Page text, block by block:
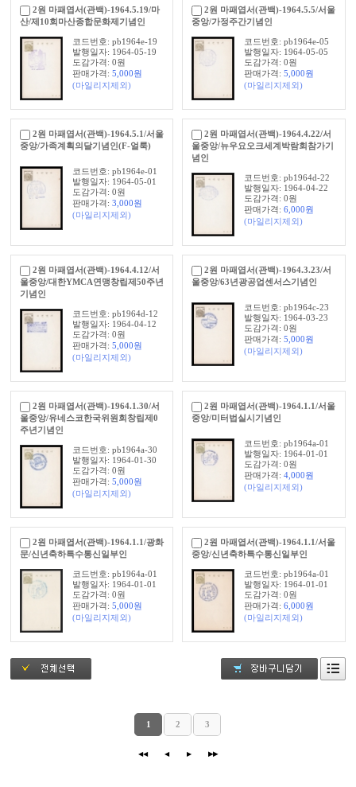
2원 마패엽서(관백)-1964.5.19/마
산/제10회마산종합문화제기념인
코드번호: pb1964e-19
발행일자: 1964-05-19
도감가격: 0원
판매가격: 5,000원
(마일리지제외)
2원 마패엽서(관백)-1964.5.5/서울
중앙/가정주간기념인
코드번호: pb1964e-05
발행일자: 1964-05-05
도감가격: 0원
판매가격: 5,000원
(마일리지제외)
2원 마패엽서(관백)-1964.5.1/서울
중앙/가족계획의달기념인(F-얼룩)
코드번호: pb1964e-01
발행일자: 1964-05-01
도감가격: 0원
판매가격: 3,000원
(마일리지제외)
2원 마패엽서(관백)-1964.4.22/서
울중앙/뉴우요오크세계박람회참가기
념인
코드번호: pb1964d-22
발행일자: 1964-04-22
도감가격: 0원
판매가격: 6,000원
(마일리지제외)
2원 마패엽서(관백)-1964.4.12/서
울중앙/대한YMCA연맹창립제50주년
기념인
코드번호: pb1964d-12
발행일자: 1964-04-12
도감가격: 0원
판매가격: 5,000원
(마일리지제외)
2원 마패엽서(관백)-1964.3.23/서
울중앙/63년광공업센서스기념인
코드번호: pb1964c-23
발행일자: 1964-03-23
도감가격: 0원
판매가격: 5,000원
(마일리지제외)
2원 마패엽서(관백)-1964.1.30/서
울중앙/유네스코한국위원회창립제0
주년기념인
코드번호: pb1964a-30
발행일자: 1964-01-30
도감가격: 0원
판매가격: 5,000원
(마일리지제외)
2원 마패엽서(관백)-1964.1.1/서울
중앙/미터법실시기념인
코드번호: pb1964a-01
발행일자: 1964-01-01
도감가격: 0원
판매가격: 4,000원
(마일리지제외)
2원 마패엽서(관백)-1964.1.1/광화
문/신년축하특수통신일부인
코드번호: pb1964a-01
발행일자: 1964-01-01
도감가격: 0원
판매가격: 5,000원
(마일리지제외)
2원 마패엽서(관백)-1964.1.1/서울
중앙/신년축하특수통신일부인
코드번호: pb1964a-01
발행일자: 1964-01-01
도감가격: 0원
판매가격: 6,000원
(마일리지제외)
◀◀ ◀
1 2 3
▶ ▶▶